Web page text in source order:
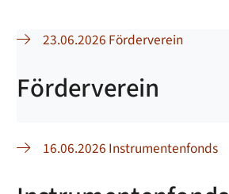
23.06.2026 Förderverein
Förderverein
16.06.2026 Instrumentenfonds